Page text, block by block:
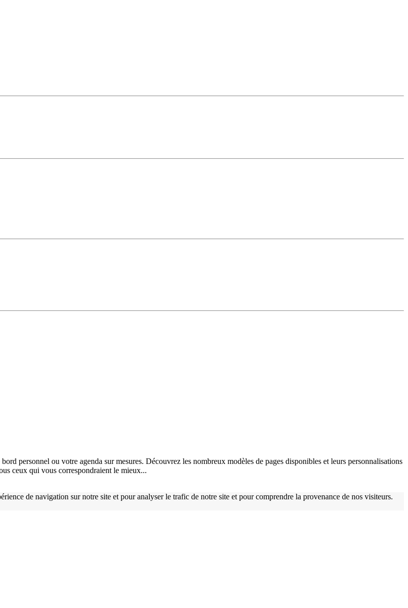
personnel ou votre agenda sur mesures. Découvrez les nombreux modèles de pages disponibles et leurs personnalisations
ceux qui vous correspondraient le mieux...
de navigation sur notre site et pour analyser le trafic de notre site et pour comprendre la provenance de nos visiteurs.